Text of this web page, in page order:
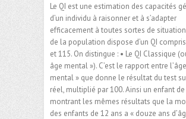
Le QI est une estimation des capacités
d’un individu à raisonner et à s’adapter
efficacement à toutes sortes de
de la population dispose d’un QI
et 115. On distingue : • Le QI Classique
âge mental »). C’est le rapport entre
mental » que donne le résultat du test
réel, multiplié par 100. Ainsi un enfant de
montrant les mêmes résultats que la
des enfants de 12 ans a « douze ans